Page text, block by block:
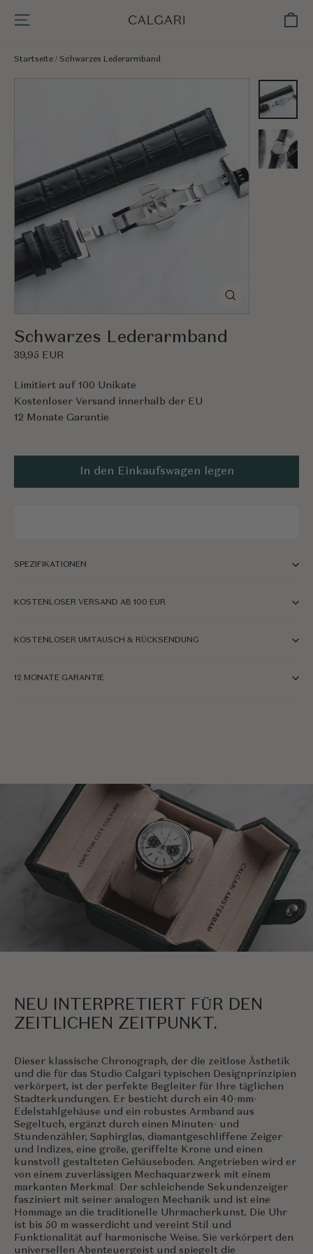
zum
Startseite / Schwarzes Lederarmband
Schwarzes Lederarmband
39,95 EUR
Limitiert auf 100 Unikate
Kostenloser Versand innerhalb der EU
12 Monate Garantie
In den Einkaufswagen legen
SPEZIFIKATIONEN
KOSTENLOSER VERSAND AB 100 EUR
KOSTENLOSER UMTAUSCH & RÜCKSENDUNG
12 MONATE GARANTIE
NEU INTERPRETIERT FÜR DEN
ZEITLICHEN ZEITPUNKT.
Dieser klassische Chronograph, der die zeitlose Ästhetik
und die für das Studio Calgari typischen Designprinzipien
verkörpert, ist der perfekte Begleiter für Ihre täglichen
Stadterkundungen. Er besticht durch ein 40-mm-
Edelstahlgehäuse und ein robustes Armband aus
Segeltuch, ergänzt durch einen Minuten- und
Stundenzähler, Saphirglas, diamantgeschliffene Zeiger
und Indizes, eine große, geriffelte Krone und einen
kunstvoll gestalteten Gehäuseboden. Angetrieben wird er
von einem zuverlässigen Mechaquarzwerk mit einem
markanten Merkmal: Der schleichende Sekundenzeiger
fasziniert mit seiner analogen Mechanik und ist eine
Hommage an die traditionelle Uhrmacherkunst. Die Uhr
ist bis 50 m wasserdicht und vereint Stil und
Funktionalität auf harmonische Weise. Sie verkörpert den
universellen Abenteuergeist und spiegelt die